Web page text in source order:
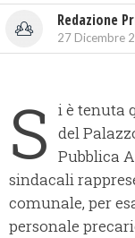
Redazione
27 Dicembre
S i è tenuta
del
Pubblica
sindacali
comunale, per
personale